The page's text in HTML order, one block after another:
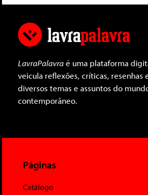
LavraPalavraé uma plataforma
veicula reflexões, críticas, resenhas
diversos temas e assuntos do
contemporâneo.
Páginas
Catálogo